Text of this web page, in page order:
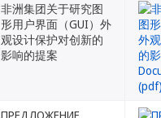
非洲集团关于研究图
形用户界面（GUI）外
观设计保护对创新的
影响的提案